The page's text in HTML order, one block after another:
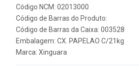
Código NCM: 02013000
Código de Barras do Produto:
Código de Barras da Caixa: 003528
Embalagem: CX. PAPELAO C/21kg
Marca: Xinguara